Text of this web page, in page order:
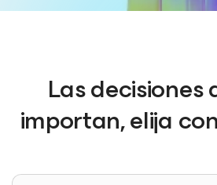
Las decisiones
importan, elija